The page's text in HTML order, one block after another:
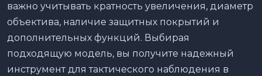
важно учитывать кратность увеличения, диаметр
объектива, наличие защитных покрытий и
дополнительных функций. Выбирая
подходящую модель, вы получите надежный
инструмент для тактического наблюдения в